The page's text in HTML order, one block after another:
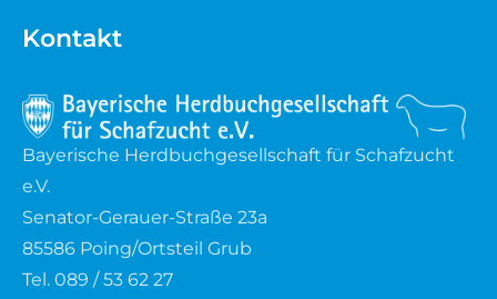
Kontakt
Bayerische Herdbuchgesellschaft für Schafzucht
e.V.
Senator-Gerauer-Straße 23a
85586 Poing/Ortsteil Grub
Tel. 089 / 53 62 27